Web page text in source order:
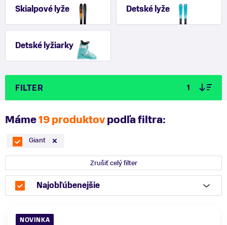
Skialpové lyže Detské lyže
Detské lyžiarky
FILTER 1
Máme19 produktovpodľa filtra:
Giant
Zrušiť celý filter
Najobľúbenejšie
NOVINKA